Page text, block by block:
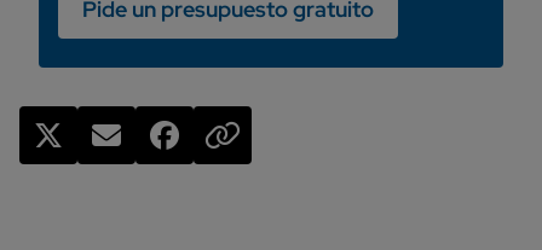
Pide un presupuesto gratuito